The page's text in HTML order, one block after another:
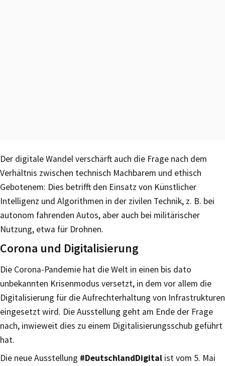
Der digitale Wandel verschärft auch die Frage nach dem
Verhältnis zwischen technisch Machbarem und ethisch
Gebotenem: Dies betrifft den Einsatz von Künstlicher
Intelligenz und Algorithmen in der zivilen Technik, z. B. bei
autonom fahrenden Autos, aber auch bei militärischer
Nutzung, etwa für Drohnen.
Corona und Digitalisierung
Die Corona-Pandemie hat die Welt in einen bis dato
unbekannten Krisenmodus versetzt, in dem vor allem die
Digitalisierung für die Aufrechterhaltung von Infrastrukturen
eingesetzt wird. Die Ausstellung geht am Ende der Frage
nach, inwieweit dies zu einem Digitalisierungsschub geführt
hat.
Die neue Ausstellung #DeutschlandDigital ist vom 5. Mai